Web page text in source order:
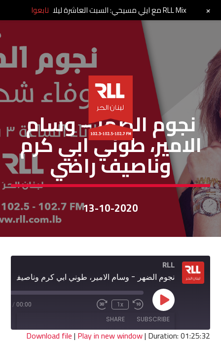
نجوم الظهر
نجوم الضهر – وسام
الامير، طوني ابي كرم
وناصيف راضي
13-10-2020
RLL
Play
Episode
Rewind
10
Seconds
1x
Fast
seconds
00:00
/
SUBSCRIBE
SHARE
Download file| Play in new window| Duration: 01:25:32
RLL Mix مع ايلي مسيحي: السبت العاشرة ليلا تابعوا +